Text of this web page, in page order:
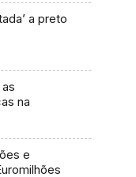
a preto
na
e